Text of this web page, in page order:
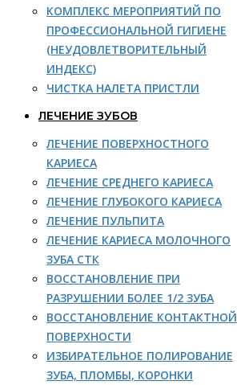
КОМПЛЕКС МЕРОПРИЯТИЙ ПО
ПРОФЕССИОНАЛЬНОЙ ГИГИЕНЕ
(НЕУДОВЛЕТВОРИТЕЛЬНЫЙ
ИНДЕКС)
ЧИСТКА НАЛЕТА ПРИСТЛИ
ЛЕЧЕНИЕ ЗУБОВ
ЛЕЧЕНИЕ ПОВЕРХНОСТНОГО
КАРИЕСА
ЛЕЧЕНИЕ СРЕДНЕГО КАРИЕСА
ЛЕЧЕНИЕ ГЛУБОКОГО КАРИЕСА
ЛЕЧЕНИЕ ПУЛЬПИТА
ЛЕЧЕНИЕ КАРИЕСА МОЛОЧНОГО
ЗУБА СТК
ВОССТАНОВЛЕНИЕ ПРИ
РАЗРУШЕНИИ БОЛЕЕ 1/2 ЗУБА
ВОССТАНОВЛЕНИЕ КОНТАКТНОЙ
ПОВЕРХНОСТИ
ИЗБИРАТЕЛЬНОЕ ПОЛИРОВАНИЕ
ЗУБА, ПЛОМБЫ, КОРОНКИ